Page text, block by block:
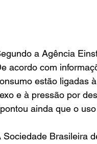
a Agência
acordo com
estão ligadas
e à pressão por
ainda que o
Sociedade Brasileira